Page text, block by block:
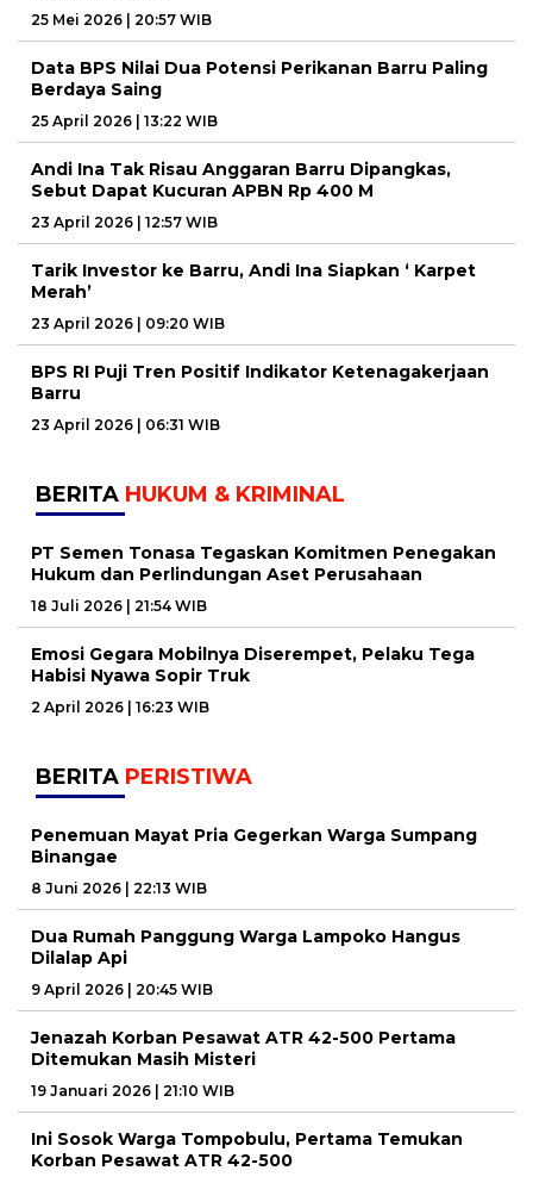
25 Mei 2026 | 20:57 WIB
Data BPS Nilai Dua Potensi Perikanan Barru Paling
Berdaya Saing
25 April 2026 | 13:22 WIB
Andi Ina Tak Risau Anggaran Barru Dipangkas,
Sebut Dapat Kucuran APBN Rp 400 M
23 April 2026 | 12:57 WIB
Tarik Investor ke Barru, Andi Ina Siapkan ‘ Karpet
Merah’
23 April 2026 | 09:20 WIB
BPS RI Puji Tren Positif Indikator Ketenagakerjaan
Barru
23 April 2026 | 06:31 WIB
BERITA HUKUM & KRIMINAL
PT Semen Tonasa Tegaskan Komitmen Penegakan
Hukum dan Perlindungan Aset Perusahaan
18 Juli 2026 | 21:54 WIB
Emosi Gegara Mobilnya Diserempet, Pelaku Tega
Habisi Nyawa Sopir Truk
2 April 2026 | 16:23 WIB
BERITA PERISTIWA
Penemuan Mayat Pria Gegerkan Warga Sumpang
Binangae
8 Juni 2026 | 22:13 WIB
Dua Rumah Panggung Warga Lampoko Hangus
Dilalap Api
9 April 2026 | 20:45 WIB
Jenazah Korban Pesawat ATR 42-500 Pertama
Ditemukan Masih Misteri
19 Januari 2026 | 21:10 WIB
Ini Sosok Warga Tompobulu, Pertama Temukan
Korban Pesawat ATR 42-500